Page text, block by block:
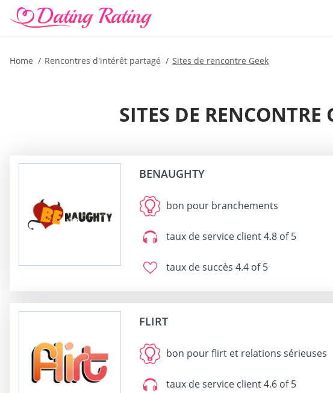
Home Rencontres d'intérêt partagé Sites de rencontre Geek
SITES DE RENCONTRE
BENAUGHTY
bon pour branchements
taux de service client4.8 of 5
taux de succès 4.4 of 5
FLIRT
bon pourflirt et relations sérieuses
taux de service client4.6 of 5